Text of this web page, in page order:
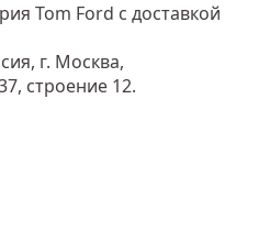
Tom Ford с доставкой
г. Москва,
строение 12.